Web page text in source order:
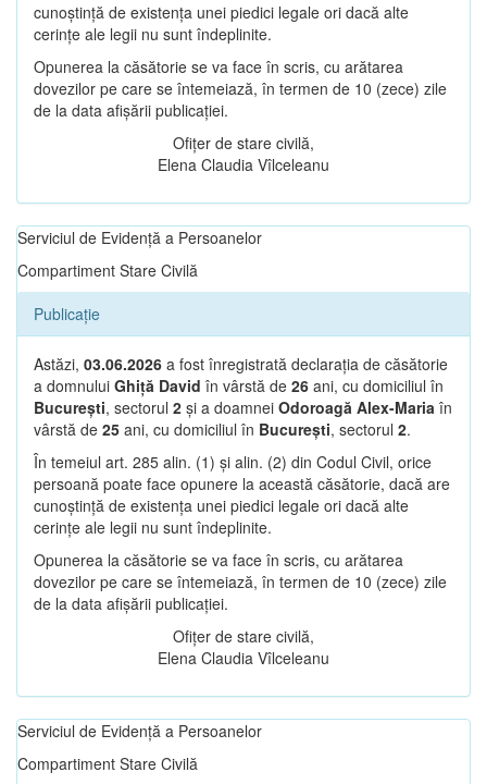
cunoștință de existența unei piedici legale ori dacă alte
cerințe ale legii nu sunt îndeplinite.
Opunerea la căsătorie se va face în scris, cu arătarea
dovezilor pe care se întemeiază, în termen de 10 (zece) zile
de la data afișării publicației.
Ofițer de stare civilă,
Elena Claudia Vîlceleanu
Serviciul de Evidență a Persoanelor
Compartiment Stare Civilă
Publicație
Astăzi, 03.06.2026 a fost înregistrată declarația de căsătorie
a domnului Ghiță David în vârstă de 26 ani, cu domiciliul în
București, sectorul 2 și a doamnei Odoroagă Alex-Maria în
vârstă de 25 ani, cu domiciliul în București, sectorul 2.
În temeiul art. 285 alin. (1) și alin. (2) din Codul Civil, orice
persoană poate face opunere la această căsătorie, dacă are
cunoștință de existența unei piedici legale ori dacă alte
cerințe ale legii nu sunt îndeplinite.
Opunerea la căsătorie se va face în scris, cu arătarea
dovezilor pe care se întemeiază, în termen de 10 (zece) zile
de la data afișării publicației.
Ofițer de stare civilă,
Elena Claudia Vîlceleanu
Serviciul de Evidență a Persoanelor
Compartiment Stare Civilă